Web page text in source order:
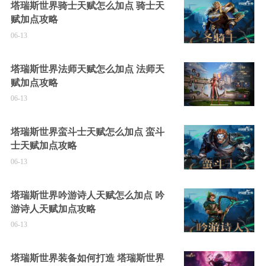
塔瑞斯世界骑士天赋怎么加点 骑士天
赋加点攻略
06-13
塔瑞斯世界法师天赋怎么加点 法师天
赋加点攻略
06-13
塔瑞斯世界蛮斗士天赋怎么加点 蛮斗
士天赋加点攻略
06-13
塔瑞斯世界吟游诗人天赋怎么加点 吟
游诗人天赋加点攻略
06-13
塔瑞斯世界装备如何打造 塔瑞斯世界